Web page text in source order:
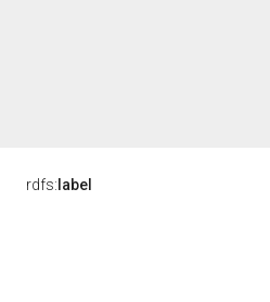
rdfs: label